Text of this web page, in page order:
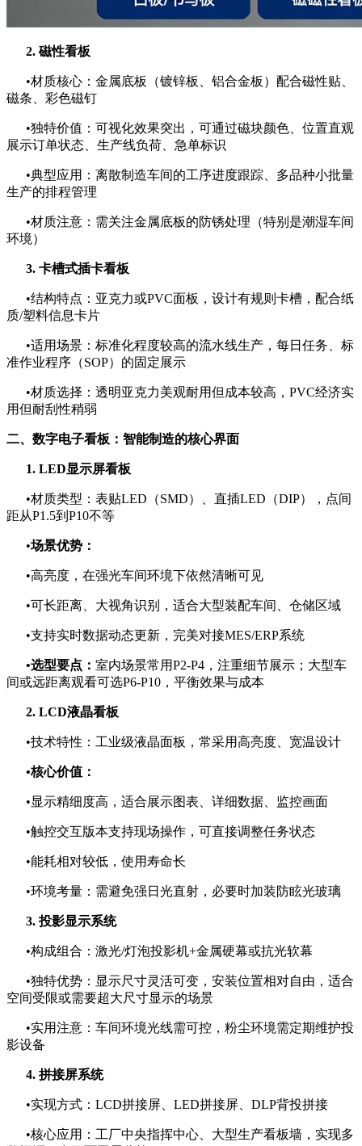
2. 磁性看板
•材质核心：金属底板（镀锌板、铝合金板）配合磁性贴、
磁条、彩色磁钉
•独特价值：可视化效果突出，可通过磁块颜色、位置直观
展示订单状态、生产线负荷、急单标识
•典型应用：离散制造车间的工序进度跟踪、多品种小批量
生产的排程管理
•材质注意：需关注金属底板的防锈处理（特别是潮湿车间
环境）
3. 卡槽式插卡看板
•结构特点：亚克力或PVC面板，设计有规则卡槽，配合纸
质/塑料信息卡片
•适用场景：标准化程度较高的流水线生产，每日任务、标
准作业程序（SOP）的固定展示
•材质选择：透明亚克力美观耐用但成本较高，PVC经济实
用但耐刮性稍弱
二、数字电子看板：智能制造的核心界面
1. LED显示屏看板
•材质类型：表贴LED（SMD）、直插LED（DIP），点间
距从P1.5到P10不等
•场景优势：
•高亮度，在强光车间环境下依然清晰可见
•可长距离、大视角识别，适合大型装配车间、仓储区域
•支持实时数据动态更新，完美对接MES/ERP系统
•选型要点： 室内场景常用P2-P4，注重细节展示；大型车
间或远距离观看可选P6-P10，平衡效果与成本
2. LCD液晶看板
•技术特性：工业级液晶面板，常采用高亮度、宽温设计
•核心价值：
•显示精细度高，适合展示图表、详细数据、监控画面
•触控交互版本支持现场操作，可直接调整任务状态
•能耗相对较低，使用寿命长
•环境考量：需避免强日光直射，必要时加装防眩光玻璃
3. 投影显示系统
•构成组合：激光/灯泡投影机+金属硬幕或抗光软幕
•独特优势：显示尺寸灵活可变，安装位置相对自由，适合
空间受限或需要超大尺寸显示的场景
•实用注意：车间环境光线需可控，粉尘环境需定期维护投
影设备
4. 拼接屏系统
•实现方式：LCD拼接屏、LED拼接屏、DLP背投拼接
•核心应用：工厂中央指挥中心、大型生产看板墙，实现多